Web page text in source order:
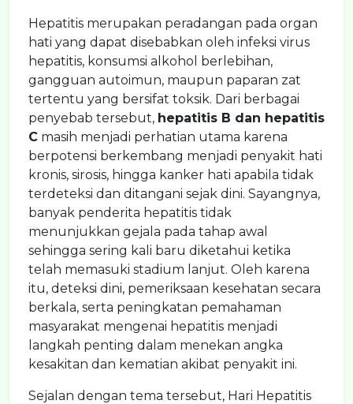
Hepatitis merupakan peradangan pada organ
hati yang dapat disebabkan oleh infeksi virus
hepatitis, konsumsi alkohol berlebihan,
gangguan autoimun, maupun paparan zat
tertentu yang bersifat toksik. Dari berbagai
penyebab tersebut, hepatitis B dan hepatitis
C masih menjadi perhatian utama karena
berpotensi berkembang menjadi penyakit hati
kronis, sirosis, hingga kanker hati apabila tidak
terdeteksi dan ditangani sejak dini. Sayangnya,
banyak penderita hepatitis tidak
menunjukkan gejala pada tahap awal
sehingga sering kali baru diketahui ketika
telah memasuki stadium lanjut. Oleh karena
itu, deteksi dini, pemeriksaan kesehatan secara
berkala, serta peningkatan pemahaman
masyarakat mengenai hepatitis menjadi
langkah penting dalam menekan angka
kesakitan dan kematian akibat penyakit ini.
Sejalan dengan tema tersebut, Hari Hepatitis